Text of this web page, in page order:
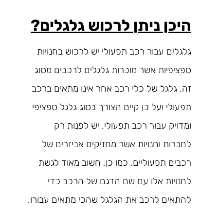
היכן ניתן לרכוש גלגלים?
גלגלים עבור רכב תפעולי יש לרכוש בחנויות
ספציפיות אשר מוכרות גלגלים לרכבים מסוג
זה. גלגל של כלי רכב אחר אינו מתאים ברכב
תפעולי ועל כן קיים הצורך בסוג גלגל ספציפי
ומדויק עבור רכב תפעולי. יש לפנות רק
לחברות וחנויות אשר מחזיקים אביזרים של
רכבים תפעוליים. כמו כן, חשוב מאוד לגשת
לחנויות אלו עם שם הדגם של הרכב כדי
להתאים לרכב את הגלגל שהכי מתאים עבורו.